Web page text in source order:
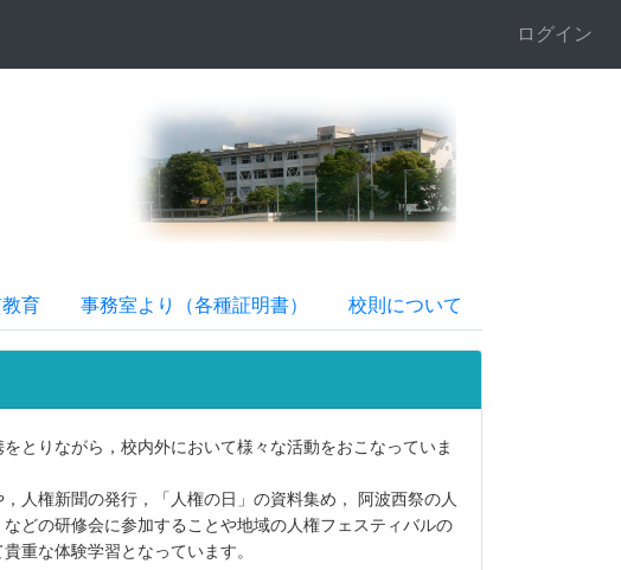
ログイン
育 事務室より（各種証明書） 校則について
とりながら，校内外において様々な活動をおこなっていま
人権新聞の発行，「人権の日」の資料集め， 阿波西祭の人
どの研修会に参加することや地域の人権フェスティバルの
重な体験学習となっています。